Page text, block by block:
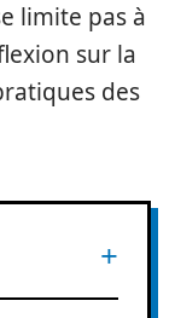
limite pas à
sur la
des